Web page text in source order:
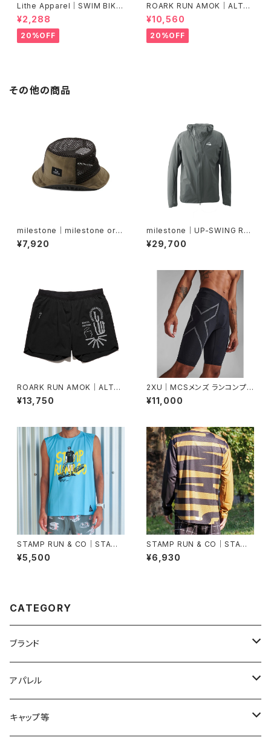
Lithe Apparel｜SWIM BIKE
RUN [COLOR]
¥2,288
20%OFF
ROARK RUN AMOK｜ALTA
5" Col.BLACK FJORD
¥10,560
20%OFF
その他の商品
milestone｜milestone orig
inal cap MSC-025 Denali H
at（ブラウンブラウン）
¥7,920
milestone｜UP-SWING Rai
n Hoody ”Sage Green”
¥29,700
ROARK RUN AMOK｜ALTA
5" Col.BLACK
¥13,750
2XU｜MCSメンズ ランコンプシ
ョーツ MA5331B BLK/BRF
¥11,000
STAMP RUN & CO｜STAMP
GRAPHIC TANK (Support y
our local trails)
¥5,500
STAMP RUN & CO｜STAMP
LONG SLEEVE TEE（STAMP
BIG LOGO -BLACK&BROW
¥6,930
CATEGORY
ブランド
2XU
acu Products
アパレル
トップス
キャップ等